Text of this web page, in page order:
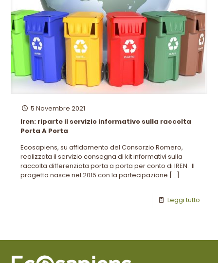
5 Novembre 2021
Iren: riparte il servizio informativo sulla raccolta
Porta A Porta
Ecosapiens, su affidamento del Consorzio Romero,
realizzata il servizio consegna di kit informativi sulla
raccolta differenziata porta a porta per conto di IREN. Il
progetto nasce nel 2015 con la partecipazione […]
Leggi tutto